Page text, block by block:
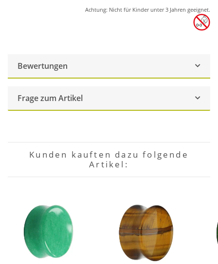
Achtung: Nicht für Kinder unter 3 Jahren geeignet.
Bewertungen
Frage zum Artikel
Kunden kauften dazu folgende
Artikel: